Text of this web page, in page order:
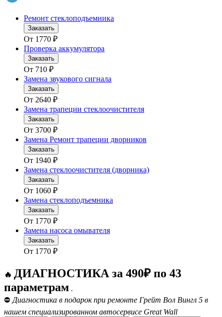
Ремонт стеклоподъемника
Заказать
От 1770 ₽
Проверка аккумулятора
Заказать
От 710 ₽
Замена звукового сигнала
Заказать
От 2640 ₽
Замена трапеции стеклоочистителя
Заказать
От 3700 ₽
Замена Ремонт трапеции дворников
Заказать
От 1940 ₽
Замена стеклоочистителя (дворника)
Заказать
От 1060 ₽
Замена стеклоподъемника
Заказать
От 1770 ₽
Замена насоса омывателя
Заказать
От 1770 ₽
🔥 ДИАГНОСТИКА за 490₽ по 43
параметрам .
⛔ Диагностика в подарок при ремонте Грейт Вол Вингл 5 в
нашем специализированном автосервисе Great Wall